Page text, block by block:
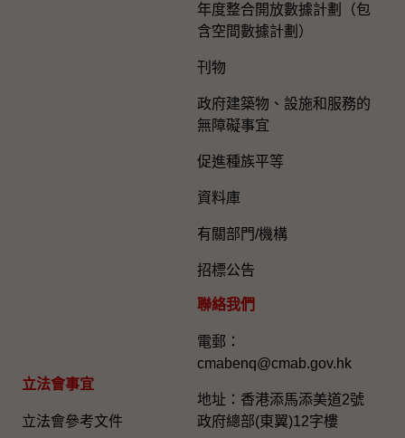
立法會事宜
立法會參考文件
年度整合開放數據計劃（包
含空間數據計劃）
刊物
政府建築物、設施和服務的
無障礙事宜
促進種族平等
資料庫
有關部門/機構
招標公告
聯絡我們
電郵：
cmabenq@cmab.gov.hk​
地址：香港添馬添美道2號
政府總部(東翼)12字樓